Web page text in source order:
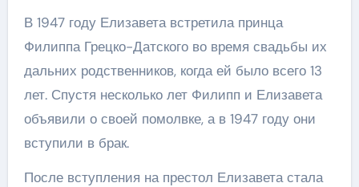
В 1947 году Елизавета встретила принца
Филиппа Грецко-Датского во время свадьбы их
дальних родственников, когда ей было всего 13
лет. Спустя несколько лет Филипп и Елизавета
объявили о своей помолвке, а в 1947 году они
вступили в брак.
После вступления на престол Елизавета стала